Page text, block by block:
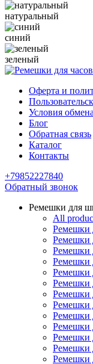
натуральный
синий
зеленый
Оферта и
Условия
Блог
Обратная связь
Каталог
Контакты
+79852227840
Обратный звонок
Ремешки для
All
Ремешки
Ремешки
Ремешки
Ремешки
Ремешки
Ремешки
Ремешки
Ремешки
Ремешки
Ремешки
Ремешки
Ремешки
Ремешки